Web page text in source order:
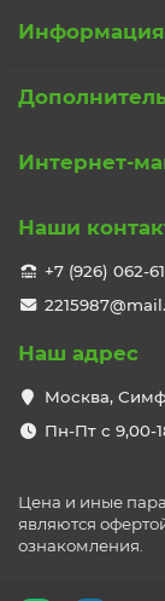
Denkirs
до 50 000
Широкий
Информация
Интернет-
Наши
+7 (926) 062-
Наш адрес
Москва,
Пн-Пт с 9,00-
Цена и иные
являются
ознакомления.